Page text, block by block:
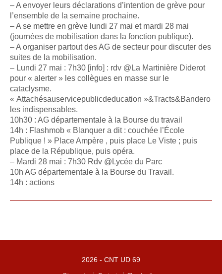
– A envoyer leurs déclarations d’intention de grève pour
l’ensemble de la semaine prochaine.
– A se mettre en grève lundi 27 mai et mardi 28 mai
(journées de mobilisation dans la fonction publique).
– A organiser partout des AG de secteur pour discuter des
suites de la mobilisation.
– Lundi 27 mai : 7h30 [info] : rdv @La Martinière Diderot
pour « alerter » les collègues en masse sur le
cataclysme.
« Attachésauservicepublicdeducation »&Tracts&Bandero
les indispensables.
10h30 : AG départementale à la Bourse du travail
14h : Flashmob « Blanquer a dit : couchée l’École
Publique ! » Place Ampère , puis place Le Viste ; puis
place de la République, puis opéra.
– Mardi 28 mai : 7h30 Rdv @Lycée du Parc
10h AG départementale à la Bourse du Travail.
14h : actions
2026 - CNT UD 69